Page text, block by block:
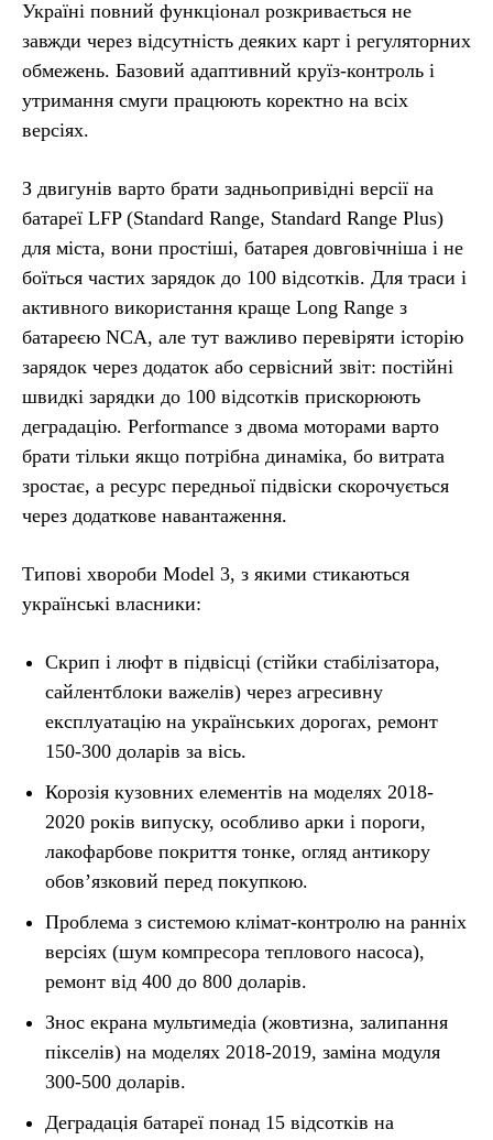
Україні повний функціонал розкривається не
завжди через відсутність деяких карт і регуляторних
обмежень. Базовий адаптивний круїз-контроль і
утримання смуги працюють коректно на всіх
версіях.
З двигунів варто брати задньопривідні версії на
батареї LFP (Standard Range, Standard Range Plus)
для міста, вони простіші, батарея довговічніша і не
боїться частих зарядок до 100 відсотків. Для траси і
активного використання краще Long Range з
батареєю NCA, але тут важливо перевіряти історію
зарядок через додаток або сервісний звіт: постійні
швидкі зарядки до 100 відсотків прискорюють
деградацію. Performance з двома моторами варто
брати тільки якщо потрібна динаміка, бо витрата
зростає, а ресурс передньої підвіски скорочується
через додаткове навантаження.
Типові хвороби Model 3, з якими стикаються
українські власники:
Скрип і люфт в підвісці (стійки стабілізатора,
сайлентблоки важелів) через агресивну
експлуатацію на українських дорогах, ремонт
150-300 доларів за вісь.
Корозія кузовних елементів на моделях 2018-
2020 років випуску, особливо арки і пороги,
лакофарбове покриття тонке, огляд антикору
обов’язковий перед покупкою.
Проблема з системою клімат-контролю на ранніх
версіях (шум компресора теплового насоса),
ремонт від 400 до 800 доларів.
Знос екрана мультимедіа (жовтизна, залипання
пікселів) на моделях 2018-2019, заміна модуля
300-500 доларів.
Деградація батареї понад 15 відсотків на